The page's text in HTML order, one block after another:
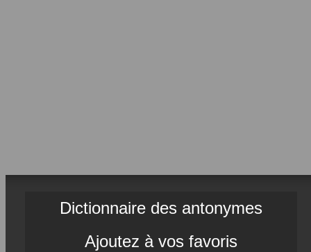
Dictionnaire des antonymes
Ajoutez à vos favoris